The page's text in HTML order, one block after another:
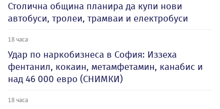
Столична община планира да купи нови
автобуси, тролеи, трамваи и електробуси
18 часа
Удар по наркобизнеса в София: Иззеха
фентанил, кокаин, метамфетамин, канабис и
над 46 000 евро (СНИМКИ)
18 часа